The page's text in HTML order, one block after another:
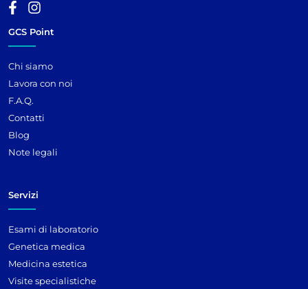
GCS Point
Chi siamo
Lavora con noi
F.A.Q.
Contatti
Blog
Note legali
Servizi
Esami di laboratorio
Genetica medica
Medicina estetica
Visite specialistiche